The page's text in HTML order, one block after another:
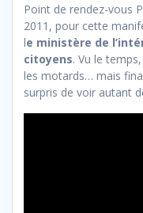
Point de rendez-vous
2011, pour cette
le ministère de
citoyens. Vu le
les motards… mais
surpris de voir autant